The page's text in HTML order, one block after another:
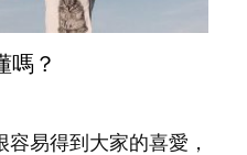
嗎？
易得到大家的喜愛，
父母如何關顧自
捷徑
相愛的人結婚，就自
懷孕開始到孩子呱呱
好？
越好，有人卻說一時